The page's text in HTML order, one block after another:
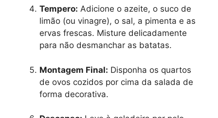
Tempero: Adicione o azeite, o suco de
limão (ou vinagre), o sal, a pimenta e as
ervas frescas. Misture delicadamente
para não desmanchar as batatas.
Montagem Final: Disponha os quartos
de ovos cozidos por cima da salada de
forma decorativa.